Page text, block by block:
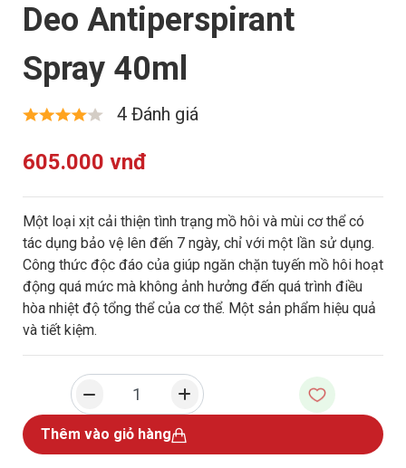
Deo Antiperspirant
Spray 40ml
4 Đánh giá
605.000 vnđ
Một loại xịt cải thiện tình trạng mồ hôi và mùi cơ thể có
tác dụng bảo vệ lên đến 7 ngày, chỉ với một lần sử dụng.
Công thức độc đáo của giúp ngăn chặn tuyến mồ hôi hoạt
động quá mức mà không ảnh hưởng đến quá trình điều
hòa nhiệt độ tổng thể của cơ thể. Một sản phẩm hiệu quả
và tiết kiệm.
Thêm vào giỏ hàng